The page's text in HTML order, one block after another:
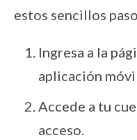
estos sencillos
Ingresa a la
aplicación
Accede a tu
acceso.